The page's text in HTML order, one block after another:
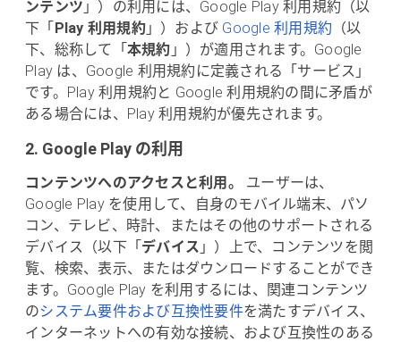
ンテンツ 」）の利用には、Google Play 利用規約（以
下「 Play 利用規約」）および Google 利用規約 （以
下、総称して「 本規約 」）が適用されます。Google
Play は、Google 利用規約に定義される「サービス」
です。Play 利用規約と Google 利用規約の間に矛盾が
ある場合には、Play 利用規約が優先されます。
2. Google Play の利用
コンテンツへのアクセスと利用。
ユーザーは、
Google Play を使用して、自身のモバイル端末、パソ
コン、テレビ、時計、またはその他のサポートされる
デバイス（以下「 デバイス 」）上で、コンテンツを閲
覧、検索、表示、またはダウンロードすることができ
ます。Google Play を利用するには、関連コンテンツ
のシステム要件および互換性要件を満たすデバイス、
インターネットへの有効な接続、および互換性のある